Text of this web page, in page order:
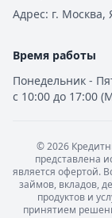
Адрес: г. Москва,
Время работы
Понедельник -
с 10:00 до 17:00
©2026
представлена
является офертой.
займов, вкладов,
продуктов и
принятием